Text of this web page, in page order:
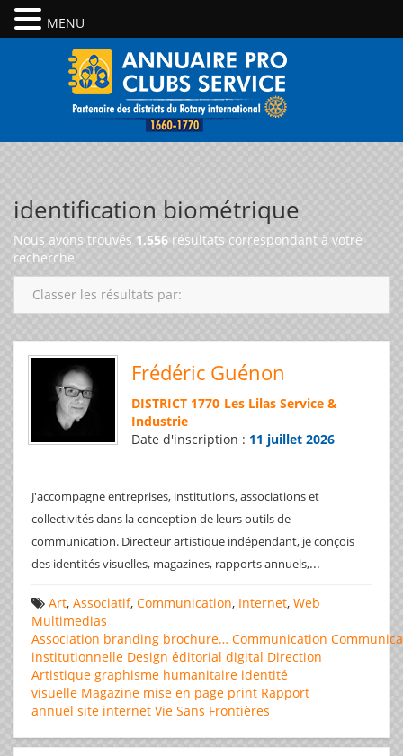
identification biométrique
Nous avons trouvés 1,556 résultats correspondant à votre
recherche
Classer les résultats par:
Frédéric Guénon
DISTRICT 1770-Les Lilas Service &
Industrie
Date d'inscription : 11 juillet 2026
J'accompagne entreprises, institutions, associations et
collectivités dans la conception de leurs outils de
communication. Directeur artistique indépendant, je conçois
des identités visuelles, magazines, rapports annuels,...
Art, Associatif, Communication, Internet, Web
Multimedias
Association branding brochure… Communication
institutionnelle Design éditorial digital Direction
Artistique graphisme humanitaire identité
visuelle Magazine mise en page print Rapport
annuel site internet Vie Sans Frontières
MENU